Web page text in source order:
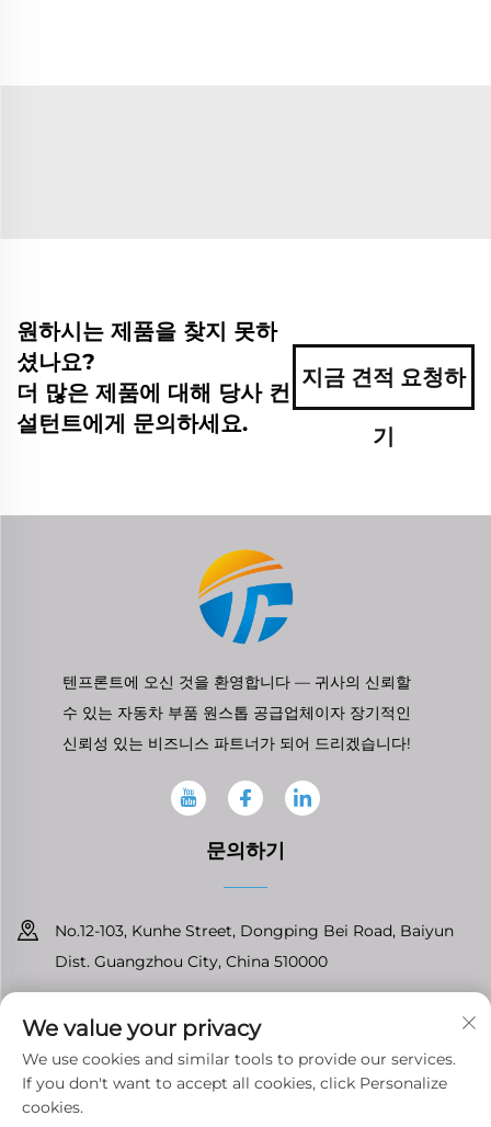
원하시는 제품을 찾지 못하
셨나요?
더 많은 제품에 대해 당사 컨
설턴트에게 문의하세요.
지금 견적 요청하
기
텐프론트에 오신 것을 환영합니다 — 귀사의 신뢰할
수 있는 자동차 부품 원스톱 공급업체이자 장기적인
신뢰성 있는 비즈니스 파트너가 되어 드리겠습니다!
문의하기
No.12-103, Kunhe Street, Dongping Bei Road, Baiyun
Dist. Guangzhou City, China 510000
[email protected]
We value your privacy
We use cookies and similar tools to provide our services.
If you don't want to accept all cookies, click Personalize
cookies.